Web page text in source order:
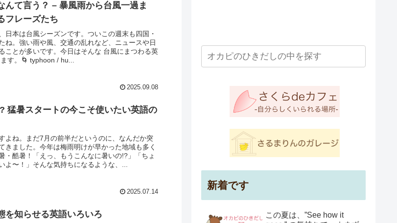
んて言う？ – 暴風雨から台風一過ま
フレーズたち
日本は台風シーズンです。ついこの週末も四国・
ね。強い雨や風、交通の乱れなど、ニュースや日
ことが多いです。今日はそんな 台風にまつわる英
す。🌀 typhoon / hu...
2025.09.08
猛暑スタートの今こそ使いたい英語の
よね。まだ7月の前半だというのに、なんだか突
きました。今年は梅雨明けが早かった地域も多く
・酷暑！「えっ、もうこんなに暑いの!?」「ちょ
よ〜！」そんな気持ちになるような、...
2025.07.14
を知らせる英語いろいろ
新着です
この夏は、”See how it